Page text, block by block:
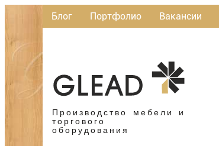
Блог Портфолио Вакансии
Производство мебели и
торгового
оборудования